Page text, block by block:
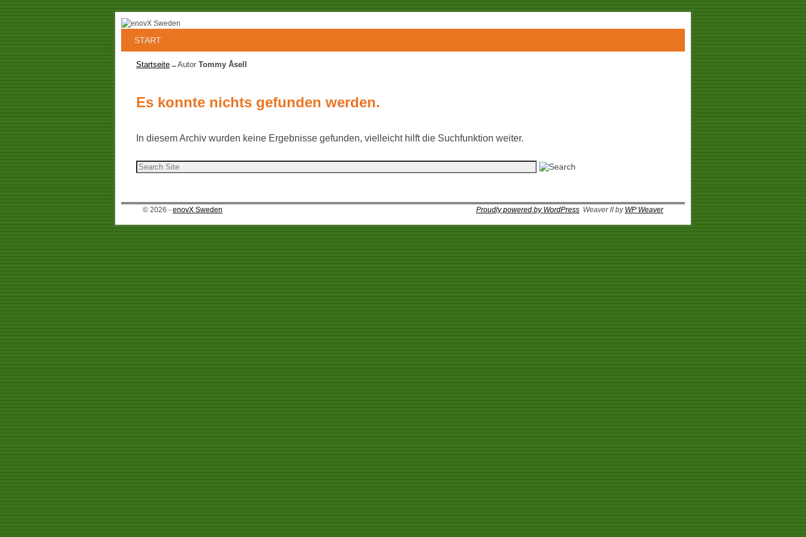
START
Startseite→Autor Tommy Åsell
Es konnte nichts gefunden werden.
In diesem Archiv wurden keine Ergebnisse gefunden, vielleicht hilft die Suchfunktion weiter.
© 2026 - enovX Sweden Proudly powered by WordPress Weaver II by WP Weaver